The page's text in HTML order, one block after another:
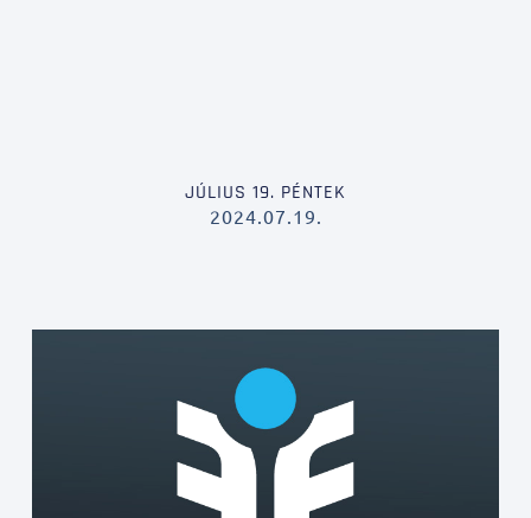
JÚLIUS 19. PÉNTEK
2024.07.19.